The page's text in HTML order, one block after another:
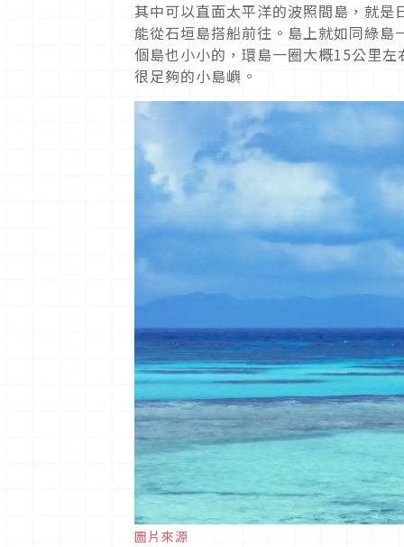
其中可以直面太平洋的波照間島，就
能從石垣島搭船前往。島上就如同綠
個島也小小的，環島一圈大概15公里
很足夠的小島嶼。
圖片來源